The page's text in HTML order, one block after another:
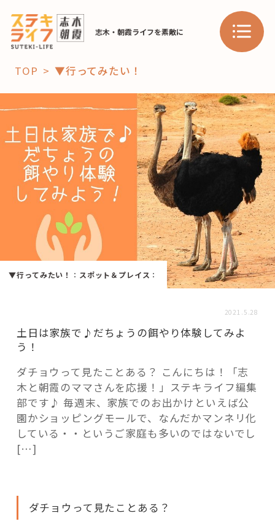
志木・朝霞ライフを素敵に
「コト」
子育て
暮らし
おすすめ
スポット 学び・教育
「場」
HAREL HAREL
活用事例
「モノ」
fleXe リノベ事例
「ひと」
TOP ▼行ってみたい！
▼行ってみたい！ ： スポット＆プレイス ：
2021.5.28
土日は家族で♪だちょうの餌やり体験してみよ
う！
ダチョウって見たことある？ こんにちは！「志
木と朝霞のママさんを応援！」ステキライフ編集
部です♪ 毎週末、家族でのお出かけといえば公
園かショッピングモールで、なんだかマンネリ化
している・・というご家庭も多いのではないでし
[…]
ダチョウって見たことある？